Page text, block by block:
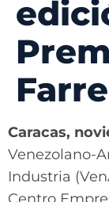
Caracas,
Venezolano-
Industria